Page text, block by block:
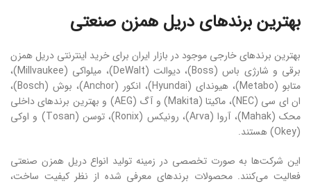
بهترین برندهای دریل همزن صنعتی
بهترین برندهای خارجی موجود در بازار ایران برای خرید اینترنتی دریل همزن
برقی و شارژی باس (Boss)، دیوالت (DeWalt)، میلواکی (Millvaukee)،
متابو (Metabo)، هیوندای (Hyundai)، انکور (Anchor)، بوش (Bosch)،
ان ای سی (NEC)، ماکیتا (Makita) و آگ (AEG) و بهترین برندهای داخلی
محک (Mahak)، آروا (Arva)، رونیکس (Ronix)، توسن (Tosan) و اوکی
(Okey) هستند.
این شرکت‌ها به صورت تخصصی در زمینه تولید انواع دریل همزن صنعتی
فعالیت می‌کنند. محصولات برندهای معرفی شده از نظر کیفیت ساخت،